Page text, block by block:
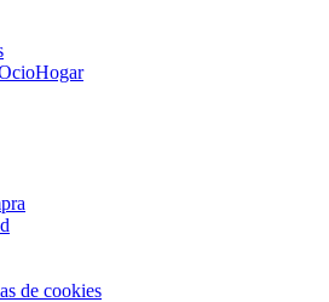
de cookies